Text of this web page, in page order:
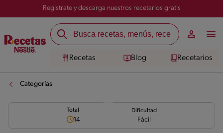
Registrate y descarga nuestros recetarios gratis
Recetas Blog Recetarios
Categorías
Total
14
Dificultad
Fácil